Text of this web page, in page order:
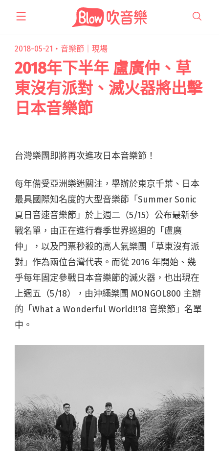
2018-05-21・ 音樂節｜現場
2018年下半年 盧廣仲、草
東沒有派對、滅火器將出擊
日本音樂節
台灣樂團即將再次進攻日本音樂節！
每年備受亞洲樂迷關注，舉辦於東京千葉、日本
最具國際知名度的大型音樂節「Summer Sonic
夏日音速音樂節」於上週二（5/15）公布最新參
戰名單，由正在進行春季世界巡迴的「盧廣
仲」，以及門票秒殺的高人氣樂團「草東沒有派
對」作為兩位台灣代表。而從 2016 年開始、幾
乎每年固定參戰日本音樂節的滅火器，也出現在
上週五（5/18），由沖繩樂團 MONGOL800 主辦
的「What a Wonderful World!!18 音樂節」名單
中。